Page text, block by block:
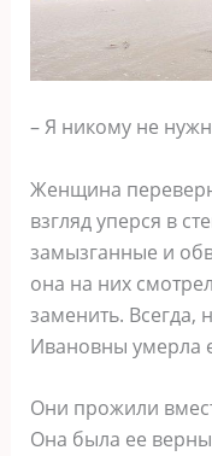
– Я никому не
Женщина
взгляд уперся в
замызганные и
она на них
заменить. Всегда,
Ивановны умерла
Они прожили
Она была ее